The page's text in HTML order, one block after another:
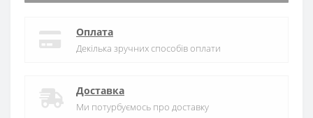
Оплата
Декілька зручних способів оплати
Доставка
Ми потурбуємось про доставку